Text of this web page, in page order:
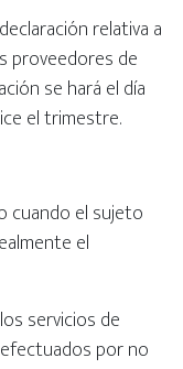
relativa a
proveedores de
se hará el día
el trimestre.
cuando el sujeto
el
servicios de
por no